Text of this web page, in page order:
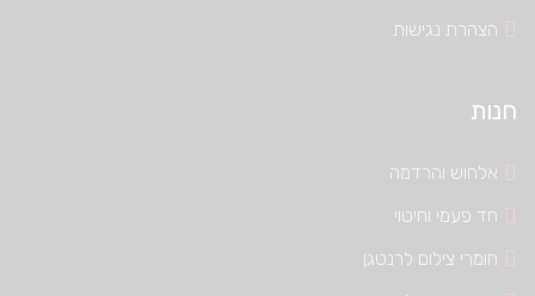
הצהרת נגישות
חנות
אלחוש והרדמה
חד פעמי וחיטוי
חומרי צילום לרנטגן